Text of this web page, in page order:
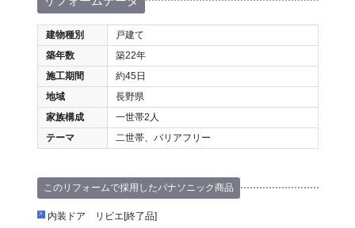
建物種別
戸建て
築年数
築22年
施工期間
約45日
地域
長野県
家族構成
一世帯2人
テーマ
二世帯、バリアフリー
このリフォームで採用したパナソニック商品
内装ドア リビエ[終了品]